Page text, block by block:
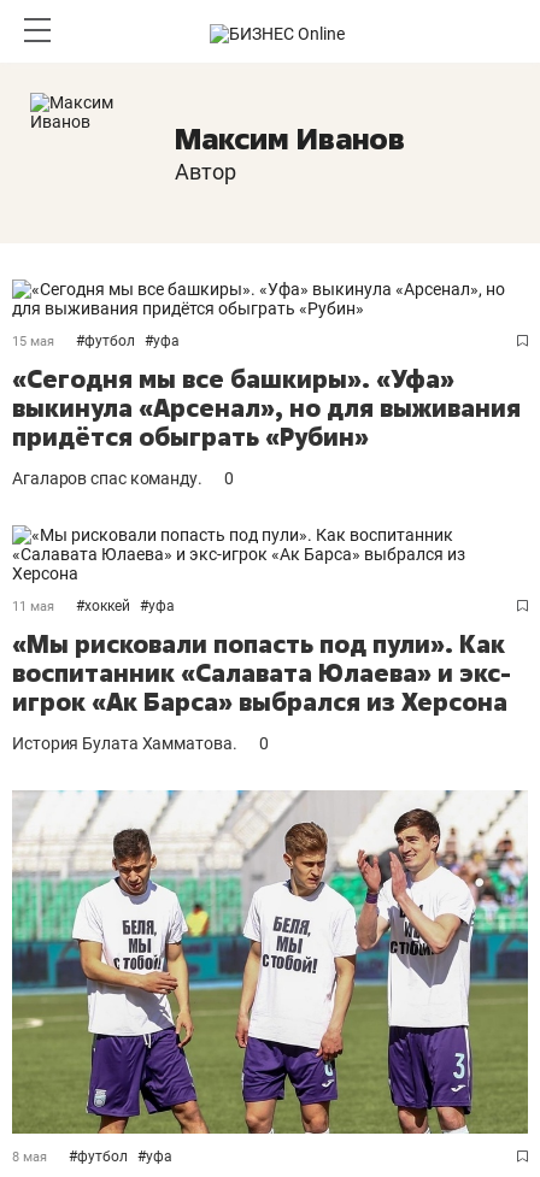
Максим Иванов
Автор
15 мая #футбол #уфа
«Сегодня мы все башкиры». «Уфа»
выкинула «Арсенал», но для выживания
придётся обыграть «Рубин»
Агаларов спас команду. 0
11 мая #хоккей #уфа
«Мы рисковали попасть под пули». Как
воспитанник «Салавата Юлаева» и экс-
игрок «Ак Барса» выбрался из Херсона
История Булата Хамматова. 0
8 мая #футбол #уфа